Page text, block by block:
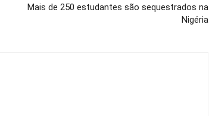
Mais de 250 estudantes são sequestrados na
Nigéria